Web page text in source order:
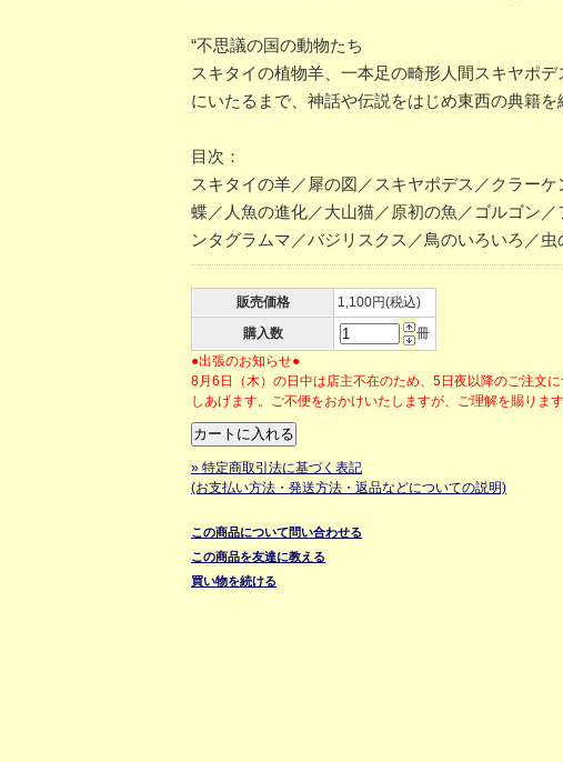
“不思議の国の動物たち
スキタイの植物羊、一本足の畸形人間スキヤポ
にいたるまで、神話や伝説をはじめ東西の典籍
目次：
スキタイの羊／犀の図／スキヤポデス／クラー
蝶／人魚の進化／大山猫／原初の魚／ゴルゴン
ンタグラムマ／バジリスクス／鳥のいろいろ／
販売価格
1,100円(税込)
購入数
冊
●出張のお知らせ●
8月6日（木）の日中は店主不在のため、5日夜以降のご注文
しあげます。ご不便をおかけいたしますが、ご理解を賜りま
» 特定商取引法に基づく表記
(お支払い方法・発送方法・返品などについての説明)
この商品について問い合わせる
この商品を友達に教える
買い物を続ける